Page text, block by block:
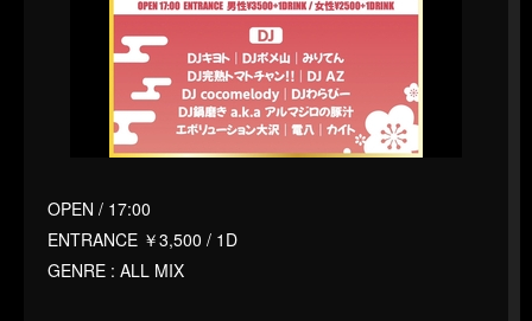
OPEN / 17:00
ENTRANCE ￥3,500 / 1D
GENRE : ALL MIX